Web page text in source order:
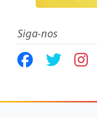
Siga-nos